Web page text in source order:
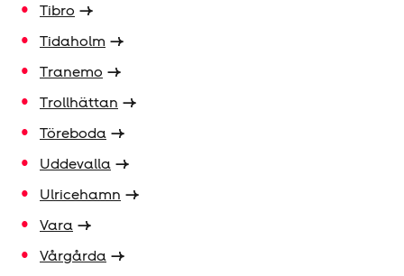
Tibro
Tidaholm
Tranemo
Trollhättan
Töreboda
Uddevalla
Ulricehamn
Vara
Vårgårda